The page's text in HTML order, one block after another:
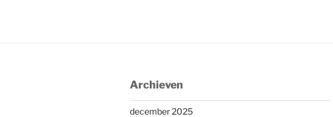
Archieven
december 2025